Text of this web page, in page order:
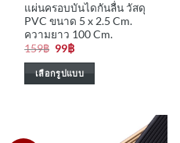
แผ่นครอบบันไดกันลื่น วัสดุ
PVC ขนาด 5 x 2.5 Cm.
ความยาว 100 Cm.
159฿ Original
price
was:
159฿.
99฿Current
is:
99฿.
เลือกรูปแบบ